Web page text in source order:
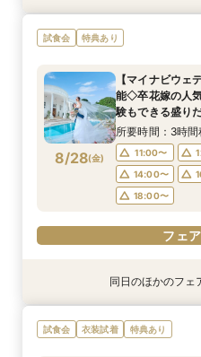
8/27(木)
【初めての見学
相談★全館見学
11:00〜
14:00〜
18:00〜
フェア
8/27(木)
【遠方の方◎オ
豪華5大特典付き
11:00〜
14:00〜
18:00〜
フェア
8/27(木)
【10名～会食プ
エディング相談会
11:00〜
14:00〜
18:00〜
フェア
8/27(木)
【フォト・ベビ
ティ相談会
11:00〜
14:00〜
18:00〜
フェア
試食会 特典あり
8/28(金)
【マイナビウェ
能◇卒花嫁の人
験もできる盛り
所要時間：3時
11:00〜
14:00〜
18:00〜
フェ
特典あり
【初めての見学
相談★全館見学
【遠方の方◎オ
豪華5大特典付き
特典あり
【10名～会食プ
エディング相談会
特典あり
【フォト・ベビ
ティ相談会
同日のほかのフェ
試食会 衣装試着 特典あり